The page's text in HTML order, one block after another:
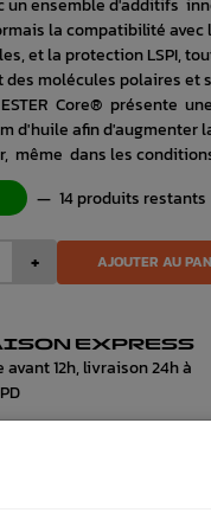
la compatibilité
et la protection LSPI,
des molécules polaires
Core® présente
d'huile afin
même dans les
— 14 produits restants
+ AJOUTER AU
EXPRESS
avant 12h, livraison 24h à